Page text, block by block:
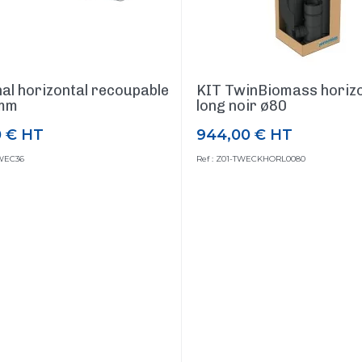
horizontal recoupable
€ HT
KIT TwinBiomass
long noir ø80
Prix
944,00 € HT
Ref : Z01-TWECKHORL0080